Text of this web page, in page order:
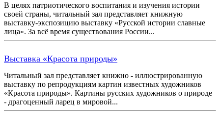
В целях патриотического воспитания и изучения истории
своей страны, читальный зал представляет книжную
выставку-экспозицию выставку «Русской истории славные
лица». За всё время существования России...
Выставка «Красота природы»
Читальный зал представляет книжно - иллюстрированную
выставку по репродукциям картин известных художников
«Красота природы». Картины русских художников о природе
- драгоценный ларец в мировой...